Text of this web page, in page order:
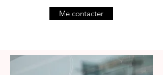
Me contacter